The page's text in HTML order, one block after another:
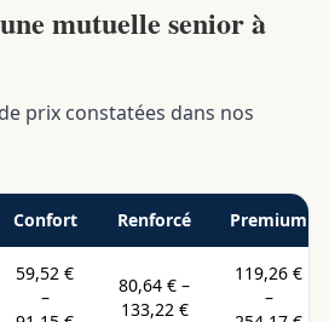
mutuelle senior à
prix constatées dans nos
Confort Renforcé Premium
59,52 €
–
80,64 € –
133,22 €
119,26 €
–